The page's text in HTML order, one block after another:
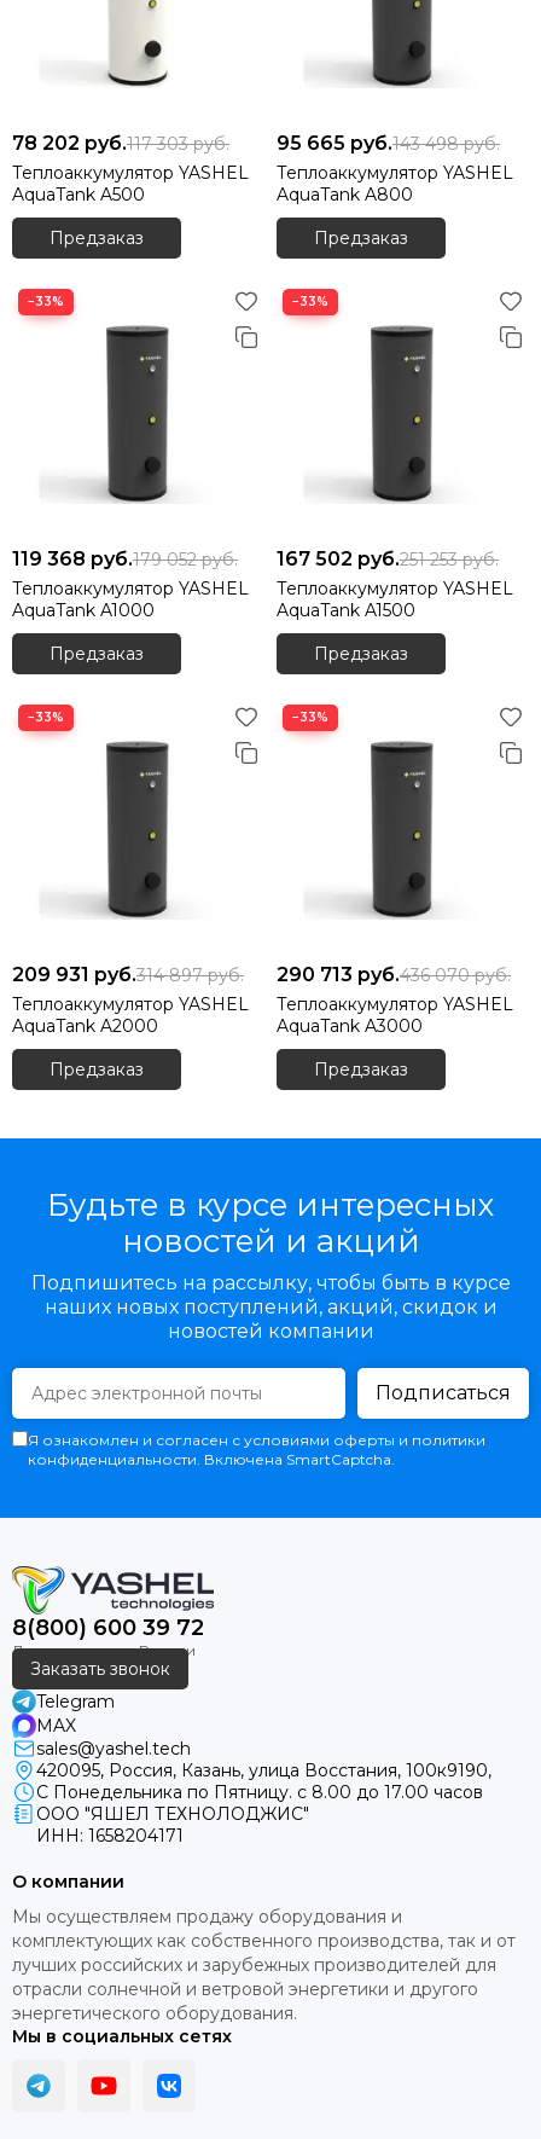
78 202 руб.117 303руб.
Теплоаккумулятор YASHEL
AquaTank A500
Предзаказ
95 665 руб.143 498руб.
Теплоаккумулятор YASHEL
AquaTank A800
Предзаказ
−33%
119 368 руб.179 052руб.
Теплоаккумулятор YASHEL
AquaTank A1000
Предзаказ
−33%
167 502 руб.251 253руб.
Теплоаккумулятор YASHEL
AquaTank A1500
Предзаказ
−33%
209 931 руб.314 897руб.
Теплоаккумулятор YASHEL
AquaTank A2000
Предзаказ
−33%
290 713 руб.436 070руб.
Теплоаккумулятор YASHEL
AquaTank A3000
Предзаказ
Будьте в курсе интересных
новостей и акций
Подпишитесь на рассылку, чтобы быть в курсе
наших новых поступлений, акций, скидок и
новостей компании
Подписаться
Я ознакомлен и согласен с условиями оферты и политики
конфиденциальности. Включена SmartCaptcha.
8(800) 600 39 72
Заказать звонок
Telegram
MAX
sales@yashel.tech
420095, Россия, Казань, улица Восстания, 100к9190,
С Понедельника по Пятницу. с 8.00 до 17.00 часов
ООО "ЯШЕЛ ТЕХНОЛОДЖИС"
ИНН: 1658204171
О компании
Мы осуществляем продажу оборудования и
комплектующих как собственного производства, так и от
лучших российских и зарубежных производителей для
отрасли солнечной и ветровой энергетики и другого
энергетического оборудования.
Мы в социальных сетях